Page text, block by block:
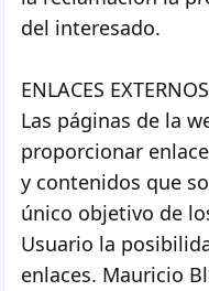
del interesado.
ENLACES
Las páginas de la
proporcionar
y contenidos que
único objetivo de
Usuario la
enlaces. Mauricio